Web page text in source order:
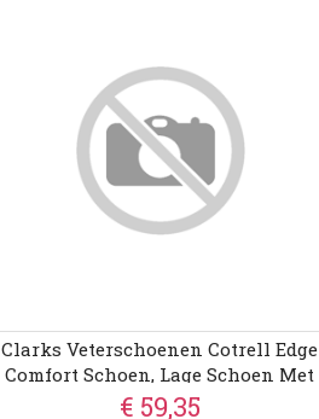
Clarks Veterschoenen Cotrell Edge
Comfort Schoen, Lage Schoen Met
Gewatteerde Schachtrand
€ 59,35